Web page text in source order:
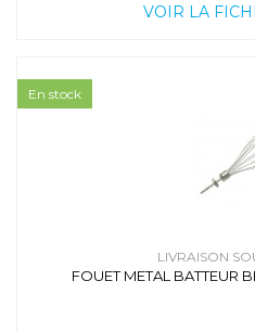
VOIR LA
LIVRAISON
FOUET METAL BATTEUR
En stock